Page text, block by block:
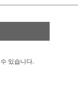
있습니다.